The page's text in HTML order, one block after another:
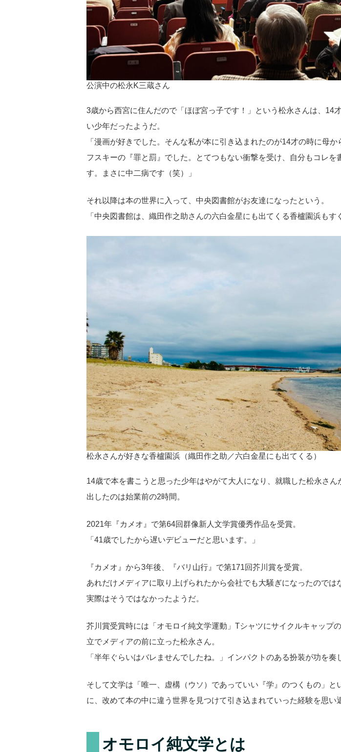
公演中の松永K三蔵さん
3歳から西宮に住んだので「ほぼ宮っ子です！」という松永さんは、14
い少年だったようだ。
「漫画が好きでした。そんな私が本に引き込まれたのが14才の時に母か
フスキーの『罪と罰』でした。とてつもない衝撃を受け、自分もコレを
す。まさに中二病です（笑）」
それ以降は本の世界に入って、中央図書館がお友達になったという。
「中央図書館は、織田作之助さんの六白金星にも出てくる香櫨園浜もす
松永さんが好きな香櫨園浜（織田作之助／六白金星にも出てくる）
14歳で本を書こうと思った少年はやがて大人になり、就職した松永さん
出したのは始業前の2時間。
2021年『カメオ』で第64回群像新人文学賞優秀作品を受賞。
「41歳でしたから遅いデビューだと思います。」
『カメオ』から3年後、『バリ山行』で第171回芥川賞を受賞。
あれだけメディアに取り上げられたから会社でも大騒ぎになったのでは
実際はそうではなかったようだ。
芥川賞受賞時には「オモロイ純文学運動」Tシャツにサイクルキャップ
立でメディアの前に立った松永さん。
「半年ぐらいはバレませんでしたね。」インパクトのある扮装が功を奏
そして文学は「唯一、虚構（ウソ）であっていい『学』のつくもの」と
に、改めて本の中に違う世界を見つけて引き込まれていった経験を思い
オモロイ純文学とは